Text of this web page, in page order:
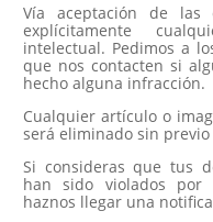
Vía aceptación de las
explícitamente
intelectual. Pedimos a
que nos contacten si
hecho alguna infracción.
Cualquier artículo o
será eliminado sin previo
Si consideras que tus
han sido violados por
haznos llegar una